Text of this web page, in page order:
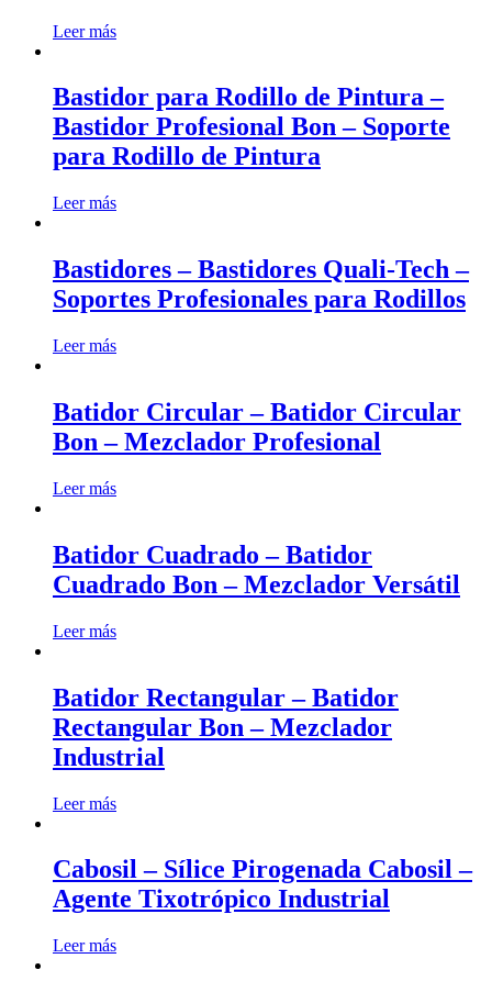
Leer más
Bastidor para Rodillo de Pintura –
Bastidor Profesional Bon – Soporte
para Rodillo de Pintura
Leer más
Bastidores – Bastidores Quali-Tech –
Soportes Profesionales para Rodillos
Leer más
Batidor Circular – Batidor Circular
Bon – Mezclador Profesional
Leer más
Batidor Cuadrado – Batidor
Cuadrado Bon – Mezclador Versátil
Leer más
Batidor Rectangular – Batidor
Rectangular Bon – Mezclador
Industrial
Leer más
Cabosil – Sílice Pirogenada Cabosil –
Agente Tixotrópico Industrial
Leer más